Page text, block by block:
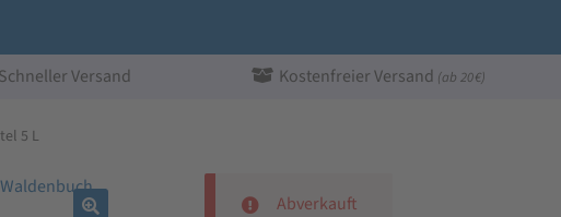
Schneller Versand Kostenfreier Versand (ab 20 €)
5 L
Abverkauft